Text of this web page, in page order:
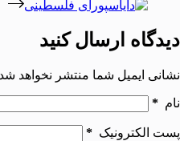
دیدگاه ارسال کنید
نشانی ایمیل شما منتشر نخواهد
نام *
پست الکترونیک *